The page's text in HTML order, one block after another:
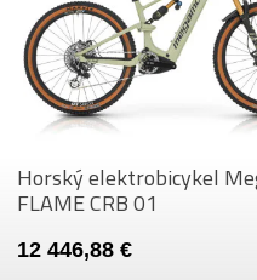
RADIACA PÁČKA
KAZETOVÝ
PASTOREK (ZADNÝ)
REŤAZ
PREVODNÍK
BRZDOVÁ PÁČKA
BRZDA (PREDNÁ)
Horský elektrobicykel
FLAME CRB 01
12 446,88 €